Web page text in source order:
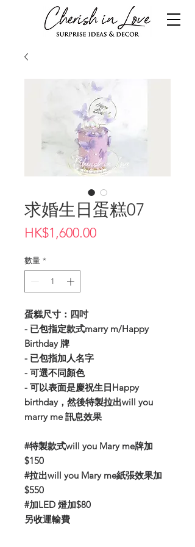
求婚生日蛋糕07
HK$1,600.00價
數量 *
蛋糕尺寸：四吋
- 已包指定款式marry m/Happy
Birthday 牌
- 已包指加人名字
- 可選不同顏色
- 可以表面是慶祝生日Happy
birthday，然後特製拉出will you
marry me 訊息效果
#特製款式will you Mary me牌加
$150
#拉出will you Mary me紙張效果加
$550
#加LED 燈加$80
另收運輸費